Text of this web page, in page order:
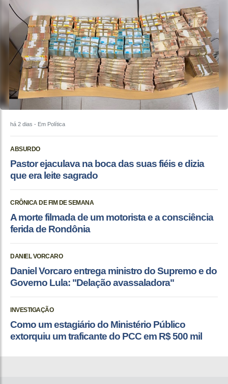
há 2 dias - Em Política
ABSURDO
Pastor ejaculava na boca das suas fiéis e dizia
que era leite sagrado
CRÔNICA DE FIM DE SEMANA
A morte filmada de um motorista e a consciência
ferida de Rondônia
DANIEL VORCARO
Daniel Vorcaro entrega ministro do Supremo e do
Governo Lula: "Delação avassaladora"
INVESTIGAÇÃO
Como um estagiário do Ministério Público
extorquiu um traficante do PCC em R$ 500 mil